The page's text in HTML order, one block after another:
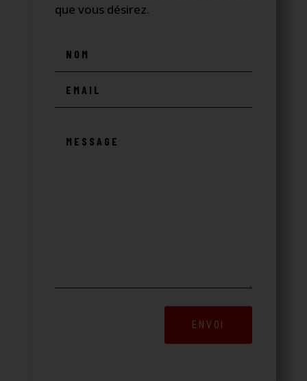
que vous désirez.
ENVOI